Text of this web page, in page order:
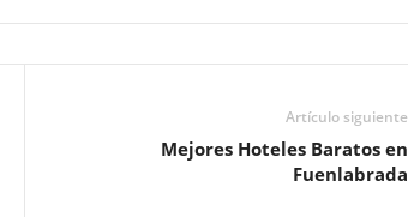
Artículo siguiente
Mejores Hoteles Baratos en
Fuenlabrada